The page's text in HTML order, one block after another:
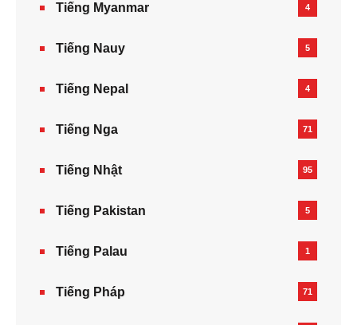
Tiếng Myanmar 4
Tiếng Nauy 5
Tiếng Nepal‎ 4
Tiếng Nga 71
Tiếng Nhật 95
Tiếng Pakistan 5
Tiếng Palau 1
Tiếng Pháp 71